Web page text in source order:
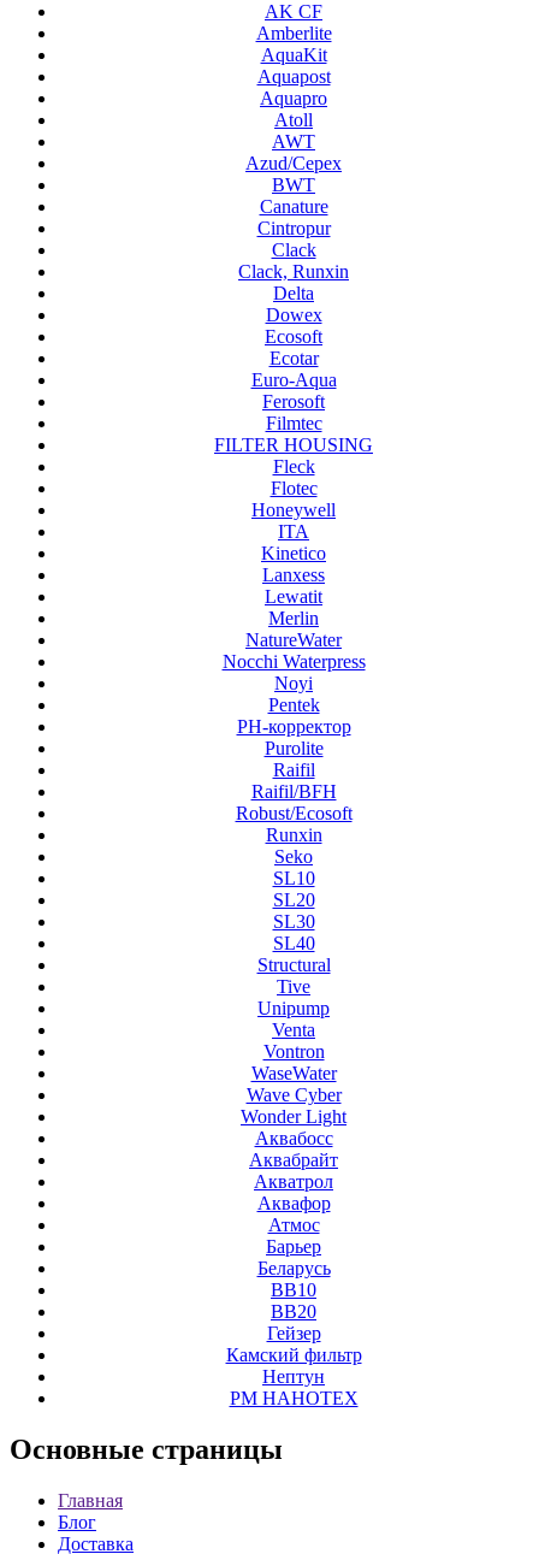
AK CF
Amberlite
AquaKit
Aquapost
Aquapro
Atoll
AWT
Azud/Cepex
BWT
Canature
Cintropur
Clack
Clack, Runxin
Delta
Dowex
Ecosoft
Ecotar
Euro-Aqua
Ferosoft
Filmtec
FILTER HOUSING
Fleck
Flotec
Honeywell
ITA
Kinetico
Lanxess
Lewatit
Merlin
NatureWater
Nocchi Waterpress
Noyi
Pentek
PH-корректор
Purolite
Raifil
Raifil/BFH
Robust/Ecosoft
Runxin
Seko
SL10
SL20
SL30
SL40
Structural
Tive
Unipump
Venta
Vontron
WaseWater
Wave Cyber
Wonder Light
Аквабосс
Аквабрайт
Акватрол
Аквафор
Атмос
Барьер
Беларусь
ВВ10
ВВ20
Гейзер
Камский фильтр
Нептун
РМ НАНОТЕХ
Основные страницы
Главная
Блог
Доставка